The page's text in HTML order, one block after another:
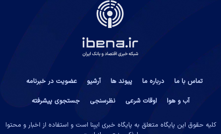
تماس با ما درباره ما پیوند ها آرشیو
عضویت در خبرنامه
آب و هوا
اوقات شرعی نظرسنجی جستجوی پیشرفته
کلیه حقوق این پایگاه متعلق به پایگاه خبری ایبِنا است و استفاده از اخبار و محتوا